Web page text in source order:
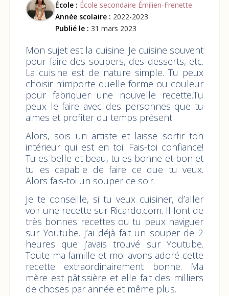
École : École secondaire Émilien-Frenette
Année scolaire : 2022-2023
Publié le : 31 mars 2023
Mon sujet est la cuisine. Je cuisine souvent
pour faire des soupers, des desserts, etc.
La cuisine est de nature simple. Tu peux
choisir n’importe quelle forme ou couleur
pour fabriquer une nouvelle recette.Tu
peux le faire avec des personnes que tu
aimes et profiter du temps présent.
Alors, sois un artiste et laisse sortir ton
intérieur qui est en toi. Fais-toi confiance!
Tu es belle et beau, tu es bonne et bon et
tu es capable de faire ce que tu veux.
Alors fais-toi un souper ce soir.
Je te conseille, si tu veux cuisiner, d’aller
voir une recette sur Ricardo.com. Il font de
très bonnes recettes ou tu peux naviguer
sur Youtube. J’ai déjà fait un souper de 2
heures que j’avais trouvé sur Youtube.
Toute ma famille et moi avons adoré cette
recette extraordinairement bonne. Ma
mère est pâtissière et elle fait des milliers
de choses par année et même plus.